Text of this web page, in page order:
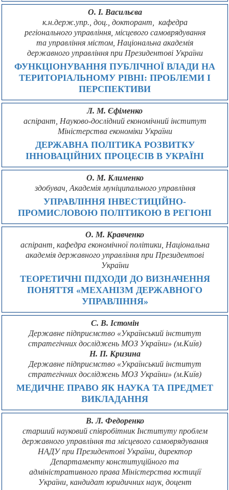
О. І. Васильєва
к.н.держ.упр., доц., докторант, кафедра
регіонального управління, місцевого самоврядування
та управління містом, Національна академія
державного управління при Президентові України
ФУНКЦІОНУВАННЯ ПУБЛІЧНОЇ ВЛАДИ НА
ТЕРИТОРІАЛЬНОМУ РІВНІ: ПРОБЛЕМИ І
ПЕРСПЕКТИВИ
Л. М. Єфіменко
аспірант, Науково-дослідний економічний інститут
Міністерства економіки України
ДЕРЖАВНА ПОЛІТИКА РОЗВИТКУ
ІННОВАЦІЙНИХ ПРОЦЕСІВ В УКРАЇНІ
О. М. Клименко
здобувач, Академія муніципального управління
УПРАВЛІННЯ ІНВЕСТИЦІЙНО-
ПРОМИСЛОВОЮ ПОЛІТИКОЮ В РЕГІОНІ
О. М. Кравченко
аспірант, кафедра економічної політики, Національна
академія державного управління при Президентові
України
ТЕОРЕТИЧНІ ПІДХОДИ ДО ВИЗНАЧЕННЯ
ПОНЯТТЯ «МЕХАНІЗМ ДЕРЖАВНОГО
УПРАВЛІННЯ»
С. В. Істомін
Державне підприємство «Український інститут
стратегічних досліджень МОЗ України» (м.Київ)
Н. П. Кризина
Державне підприємство «Український інститут
стратегічних досліджень МОЗ України» (м.Київ)
МЕДИЧНЕ ПРАВО ЯК НАУКА ТА ПРЕДМЕТ
ВИКЛАДАННЯ
В. Л. Федоренко
старший науковий співробітник Інституту проблем
державного управління та місцевого самоврядування
НАДУ при Президентові України, директор
Департаменту конституційного та
адміністративного права Міністерства юстиції
України, кандидат юридичних наук, доцент